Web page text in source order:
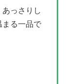
っさりし
まる一品で